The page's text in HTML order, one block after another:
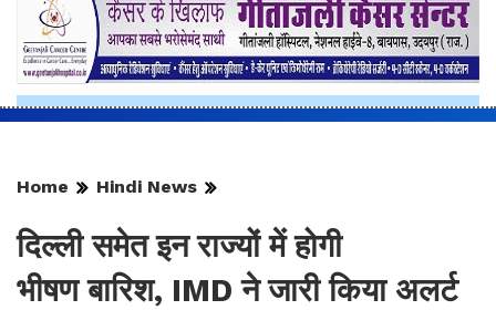
Home Hindi News
दिल्ली समेत इन राज्यों में होगी
भीषण बारिश, IMD ने जारी किया अलर्ट